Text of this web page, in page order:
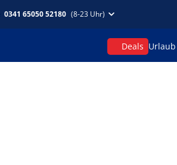
0341 65050 52180 (8-23 Uhr)
Deals